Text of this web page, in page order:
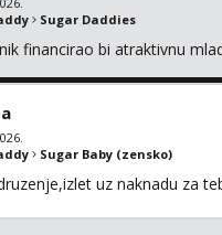
Sugar Daddies
financirao bi atraktivnu
Sugar Baby (zensko)
uz naknadu za